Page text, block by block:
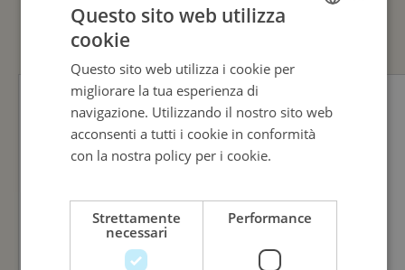
ITALIAN
Questo sito web utilizza
cookie
Questo sito web utilizza i cookie per
migliorare la tua esperienza di
navigazione. Utilizzando il nostro sito web
acconsenti a tutti i cookie in conformità
con la nostra policy per i cookie.
Strettamente
necessari
Performance